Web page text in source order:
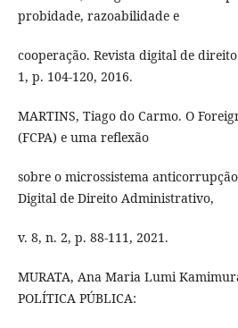
probidade, razoabilidade e
cooperação. Revista digital de
1, p. 104-120, 2016.
MARTINS, Tiago do Carmo. O
(FCPA) e uma reflexão
sobre o microssistema
Digital de Direito Administrativo,
v. 8, n. 2, p. 88-111, 2021.
MURATA, Ana Maria Lumi
POLÍTICA PÚBLICA: